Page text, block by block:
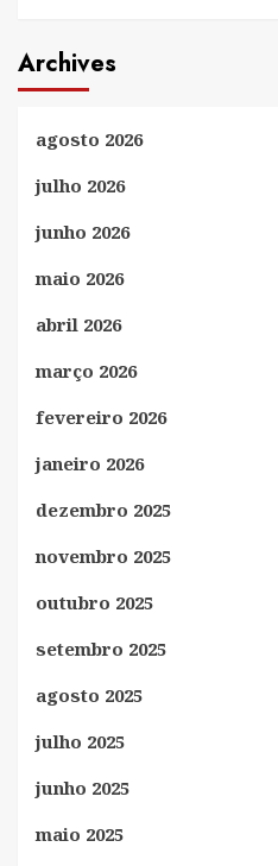
Archives
agosto 2026
julho 2026
junho 2026
maio 2026
abril 2026
março 2026
fevereiro 2026
janeiro 2026
dezembro 2025
novembro 2025
outubro 2025
setembro 2025
agosto 2025
julho 2025
junho 2025
maio 2025